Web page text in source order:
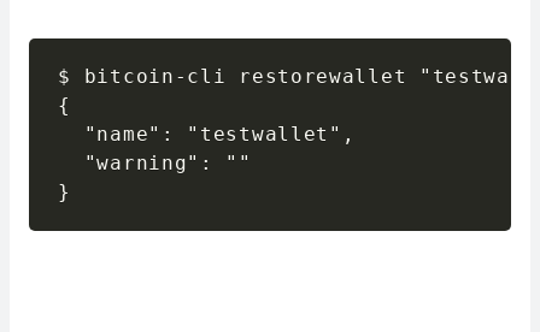
$ bitcoin-cli restorewallet
{
  "name": "testwallet",
  "warning": ""
}